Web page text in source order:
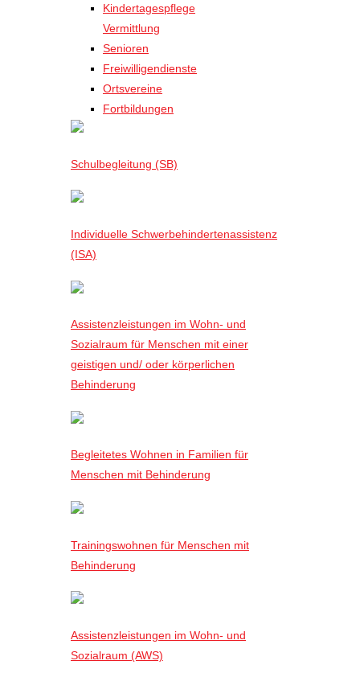
Kindertagespflege
Vermittlung
Senioren
Freiwilligendienste
Ortsvereine
Fortbildungen
Schulbegleitung (SB)
Individuelle Schwerbehindertenassistenz
(ISA)
Assistenzleistungen im Wohn- und
Sozialraum für Menschen mit einer
geistigen und/ oder körperlichen
Behinderung
Begleitetes Wohnen in Familien für
Menschen mit Behinderung
Trainingswohnen für Menschen mit
Behinderung
Assistenzleistungen im Wohn- und
Sozialraum (AWS)